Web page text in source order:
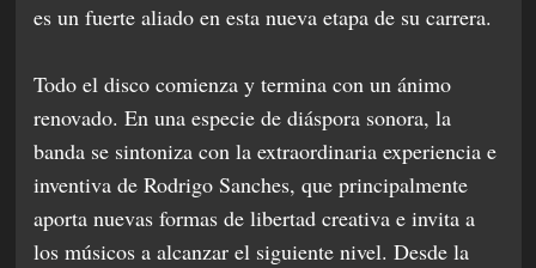
es un fuerte aliado en esta nueva etapa de su carrera.
Todo el disco comienza y termina con un ánimo
renovado. En una especie de diáspora sonora, la
banda se sintoniza con la extraordinaria experiencia e
inventiva de Rodrigo Sanches, que principalmente
aporta nuevas formas de libertad creativa e invita a
los músicos a alcanzar el siguiente nivel. Desde la